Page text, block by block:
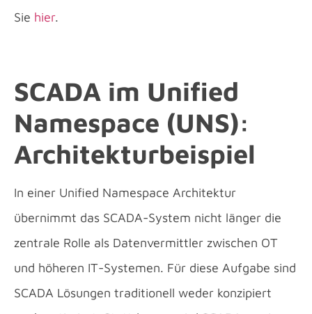
Sie hier.
SCADA im Unified
Namespace (UNS):
Architekturbeispiel
In einer Unified Namespace Architektur
übernimmt das SCADA-System nicht länger die
zentrale Rolle als Datenvermittler zwischen OT
und höheren IT-Systemen. Für diese Aufgabe sind
SCADA Lösungen traditionell weder konzipiert